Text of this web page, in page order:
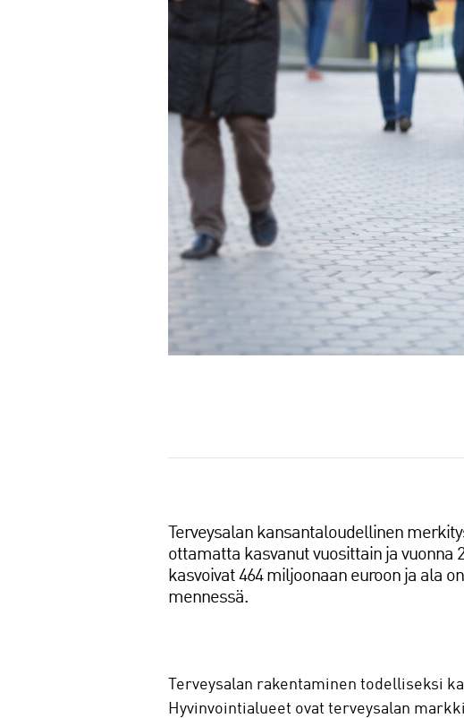
a
Terveysalan kansantaloudellinen
ottamatta kasvanut vuosittain ja vuonna
kasvoivat 464 miljoonaan euroon ja ala
mennessä.
Terveysalan rakentaminen todelliseksi
Hyvinvointialueet ovat terveysalan